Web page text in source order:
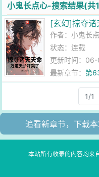
小鬼长点心-搜索结果(共
[玄幻]掠夺诸
作者： 小鬼长
状态：连载
更新时间：06-
最新章节：第
1/1
追看新章节，下载
本站所有收录的内容均来